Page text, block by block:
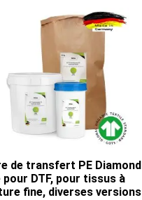
de transfert PE Diamond
pour DTF, pour tissus à
fine, diverses versions